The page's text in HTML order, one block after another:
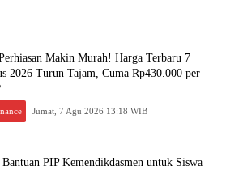
Makin Murah! Harga Terbaru 7
2026 Turun Tajam, Cuma Rp430.000 per
Jumat, 7 Agu 2026 13:18 WIB
PIP Kemendikdasmen untuk Siswa